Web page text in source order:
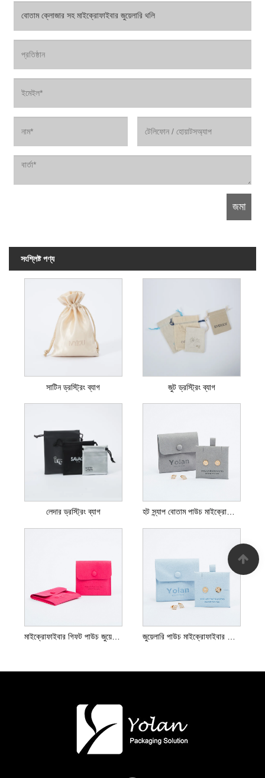
সংশ্লিষ্ট পণ্য
সাটিন ড্রস্ট্রিং ব্যাগ জুট ড্রস্ট্রিং ব্যাগ
লেদার ড্রস্ট্রিং ব্যাগ হট স্ন্যাপ বোতাম পাউচ মাইক্রোফাইবার পাউচ
মাইক্রোফাইবার গিফট পাউচ জুয়েলারি পাউচ জুয়েলারি পাউচ মাইক্রোফাইবার গিফট পাউচ